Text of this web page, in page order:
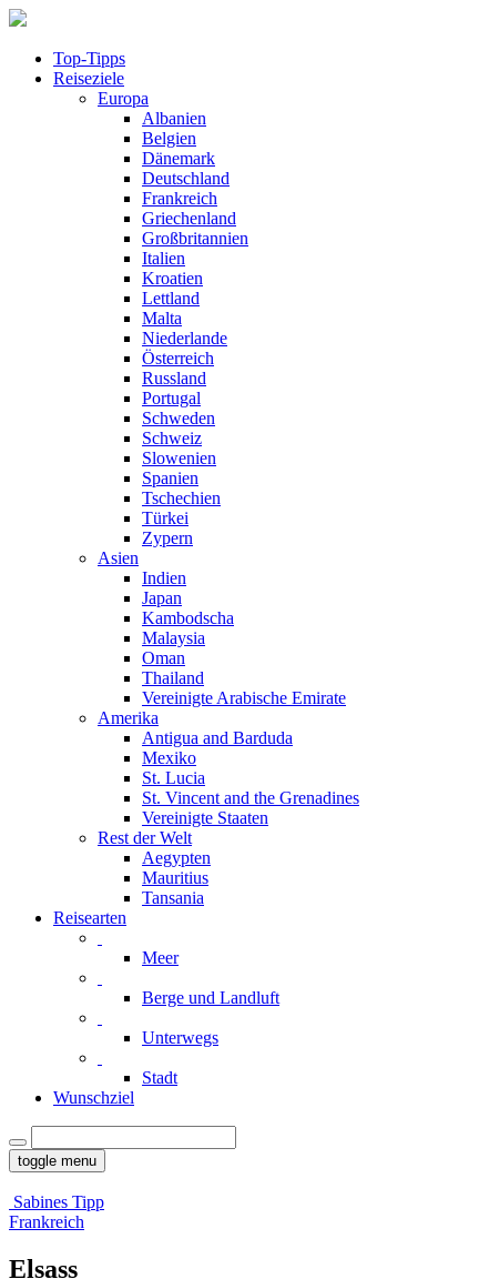
Top-Tipps
Reiseziele
Europa
Albanien
Belgien
Dänemark
Deutschland
Frankreich
Griechenland
Großbritannien
Italien
Kroatien
Lettland
Malta
Niederlande
Österreich
Russland
Portugal
Schweden
Schweiz
Slowenien
Spanien
Tschechien
Türkei
Zypern
Asien
Indien
Japan
Kambodscha
Malaysia
Oman
Thailand
Vereinigte Arabische Emirate
Amerika
Antigua and Barduda
Mexiko
St. Lucia
St. Vincent and the Grenadines
Vereinigte Staaten
Rest der Welt
Aegypten
Mauritius
Tansania
Reisearten
Meer
Berge und Landluft
Unterwegs
Stadt
Wunschziel
toggle menu
Sabines Tipp
Frankreich
Elsass